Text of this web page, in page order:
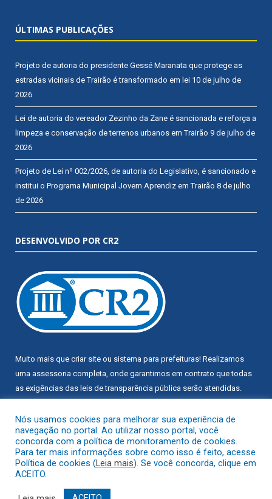
ÚLTIMAS PUBLICAÇÕES
Projeto de autoria do presidente Gessé Maranata que protege as
estradas vicinais de Trairão é transformado em lei 10 de julho de
2026
Lei de autoria do vereador Zezinho da Zane é sancionada e reforça a
limpeza e conservação de terrenos urbanos em Trairão 9 de julho de
2026
Projeto de Lei nº 002/2026, de autoria do Legislativo, é sancionado e
institui o Programa Municipal Jovem Aprendiz em Trairão 8 de julho
de 2026
DESENVOLVIDO POR CR2
Muito mais que criar site ou sistema para prefeituras! Realizamos
uma assessoria completa, onde garantimos em contrato que todas
as exigências das leis de transparência pública serão atendidas.
Conheça oPNTPe oRadar da Transparência Pública
Todos os direitos reservados a Câmara Municipal de Trairão.
Nós usamos cookies para melhorar sua experiência de
navegação no portal. Ao utilizar nosso portal, você
concorda com a política de monitoramento de cookies.
Para ter mais informações sobre como isso é feito, acesse
Política de cookies (Leia mais). Se você concorda, clique em
ACEITO.